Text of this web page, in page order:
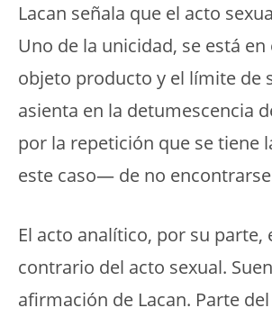
Lacan señala que el acto
Uno de la unicidad, se está
objeto producto y el límite de
asienta en la detumescencia
por la repetición que se tiene
este caso— de no
El acto analítico, por su parte,
contrario del acto sexual.
afirmación de Lacan. Parte